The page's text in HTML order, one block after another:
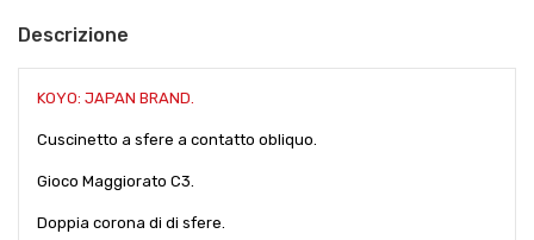
Descrizione
KOYO: JAPAN BRAND.
Cuscinetto a sfere a contatto obliquo.
Gioco Maggiorato C3.
Doppia corona di di sfere.